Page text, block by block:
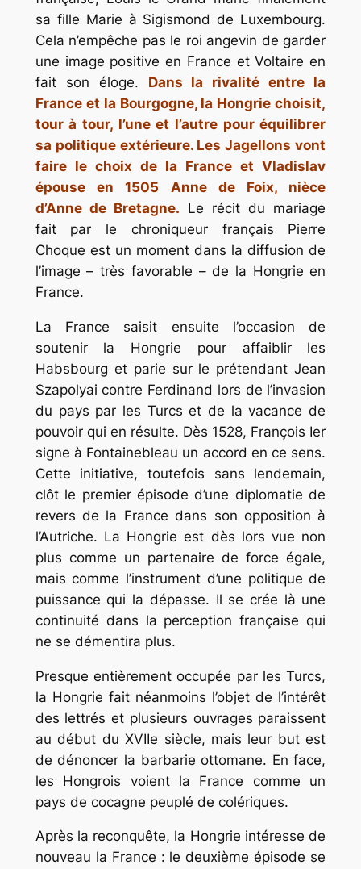
sa fille Marie à Sigismond de Luxembourg.
Cela n’empêche pas le roi angevin de garder
une image positive en France et Voltaire en
fait son éloge. Dans la rivalité entre la
France et la Bourgogne, la Hongrie choisit,
tour à tour, l’une et l’autre pour équilibrer
sa politique extérieure. Les Jagellons vont
faire le choix de la France et Vladislav
épouse en 1505 Anne de Foix, nièce
d’Anne de Bretagne. Le récit du mariage
fait par le chroniqueur français Pierre
Choque est un moment dans la diffusion de
l’image – très favorable – de la Hongrie en
France.
La France saisit ensuite l’occasion de
soutenir la Hongrie pour affaiblir les
Habsbourg et parie sur le prétendant Jean
Szapolyai contre Ferdinand lors de l’invasion
du pays par les Turcs et de la vacance de
pouvoir qui en résulte. Dès 1528, François Ier
signe à Fontainebleau un accord en ce sens.
Cette initiative, toutefois sans lendemain,
clôt le premier épisode d’une diplomatie de
revers de la France dans son opposition à
l’Autriche. La Hongrie est dès lors vue non
plus comme un partenaire de force égale,
mais comme l’instrument d’une politique de
puissance qui la dépasse. Il se crée là une
continuité dans la perception française qui
ne se démentira plus.
Presque entièrement occupée par les Turcs,
la Hongrie fait néanmoins l’objet de l’intérêt
des lettrés et plusieurs ouvrages paraissent
au début du XVIIe siècle, mais leur but est
de dénoncer la barbarie ottomane. En face,
les Hongrois voient la France comme un
pays de cocagne peuplé de colériques.
Après la reconquête, la Hongrie intéresse de
nouveau la France : le deuxième épisode se